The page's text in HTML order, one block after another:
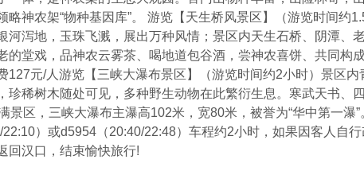
略神农架“物种基因库”。 游览【天生桥风景区】（游览时间约
河泻地，玉珠飞溅，展出万种风情；景区内天生石桥、阴潭、
的堂戏，品神农云雾茶、喝地道包谷酒，尝神农喜饼、共同构
127元/人游览【三峡大瀑布景区】（游览时间约2小时）景区
珍稀树木随处可见，多种野生动物在此繁衍生息。寒武天书、
景区，三峡大瀑布主瀑高102米，宽80米，被誉为“华中第一瀑”
）或d5954（20:40/22:48）车程约2小时，如果因客人自
回汉口，结束愉快旅行!